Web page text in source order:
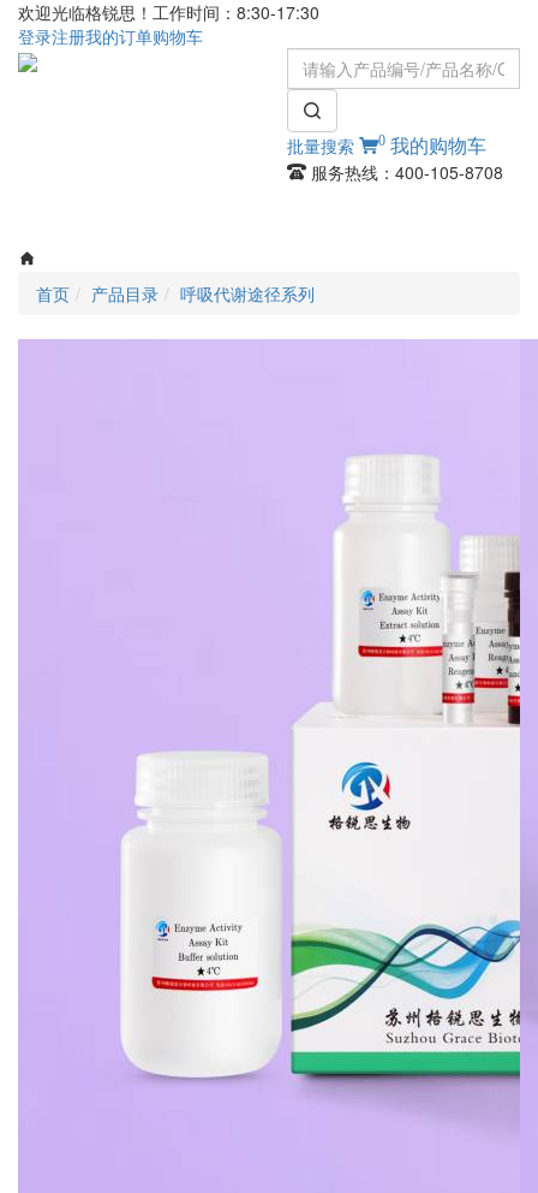
欢迎光临格锐思！工作时间：8:30-17:30
登录注册我的订单购物车
批量搜索 0 我的购物车
服务热线：400-105-8708
首页 产品目录 呼吸代谢途径系列